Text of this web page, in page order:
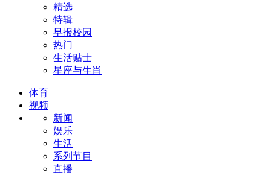
精选
特辑
早报校园
热门
生活贴士
星座与生肖
体育
视频
新闻
娱乐
生活
系列节目
直播